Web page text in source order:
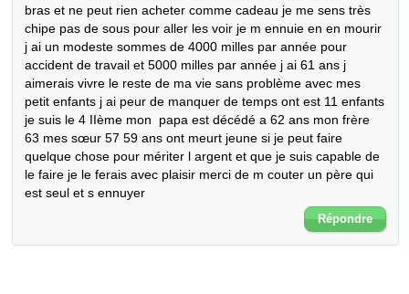
bras et ne peut rien acheter comme cadeau je me sens très
chipe pas de sous pour aller les voir je m ennuie en en mourir
j ai un modeste sommes de 4000 milles par année pour
accident de travail et 5000 milles par année j ai 61 ans j
aimerais vivre le reste de ma vie sans problème avec mes
petit enfants j ai peur de manquer de temps ont est 11 enfants
je suis le 4 IIème mon  papa est décédé a 62 ans mon frère
63 mes sœur 57 59 ans ont meurt jeune si je peut faire
quelque chose pour mériter l argent et que je suis capable de
le faire je le ferais avec plaisir merci de m couter un père qui
est seul et s ennuyer
Répondre